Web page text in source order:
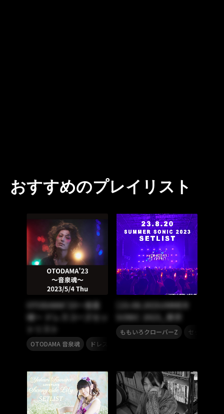
おすすめのプレイリスト
OTODAMA’23～音泉
魂～ ドレスコーズセッ
OTODAMA 音泉魂 ドレスコーズ ,
[23.08.20]SUMMER
SONIC 2023_東京
ももいろクローバーZ セットリスト